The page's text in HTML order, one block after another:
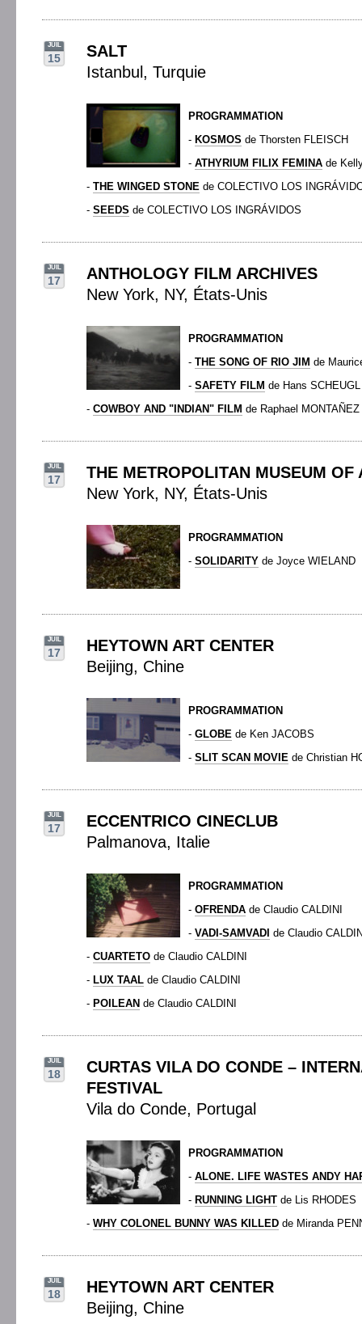
JUIL
15
SALT
Istanbul, Turquie
PROGRAMMATION
- KOSMOS de Thorsten FLEISCH
- ATHYRIUM FILIX FEMINA de
- THE WINGED STONE de COLECTIVO LOS
- SEEDS de COLECTIVO LOS INGRÁVIDOS
JUIL
17
ANTHOLOGY FILM ARCHIVES
New York, NY, États-Unis
PROGRAMMATION
- THE SONG OF RIO JIM de
- SAFETY FILM de Hans SCHEUGL
- COWBOY AND "INDIAN" FILM de Raphael
JUIL
17
THE METROPOLITAN MUSEUM OF
New York, NY, États-Unis
PROGRAMMATION
- SOLIDARITY de Joyce WIELAND
JUIL
17
HEYTOWN ART CENTER
Beijing, Chine
PROGRAMMATION
- GLOBE de Ken JACOBS
- SLIT SCAN MOVIE de Christian
JUIL
17
ECCENTRICO CINECLUB
Palmanova, Italie
PROGRAMMATION
- OFRENDA de Claudio CALDINI
- VADI-SAMVADI de Claudio
- CUARTETO de Claudio CALDINI
- LUX TAAL de Claudio CALDINI
- POILEAN de Claudio CALDINI
JUIL
18
CURTAS VILA DO CONDE –
FESTIVAL
Vila do Conde, Portugal
PROGRAMMATION
- ALONE. LIFE WASTES ANDY
- RUNNING LIGHT de Lis RHODES
- WHY COLONEL BUNNY WAS KILLED de Miranda
JUIL
18
HEYTOWN ART CENTER
Beijing, Chine